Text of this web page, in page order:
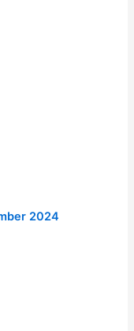
2024